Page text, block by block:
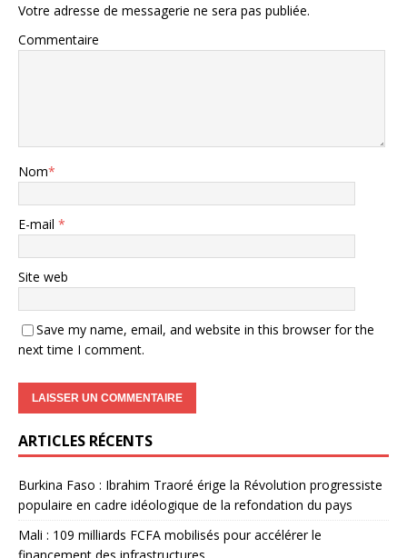
Votre adresse de messagerie ne sera pas publiée.
Commentaire
Nom*
E-mail *
Site web
Save my name, email, and website in this browser for the
next time I comment.
ARTICLES RÉCENTS
Burkina Faso : Ibrahim Traoré érige la Révolution progressiste
populaire en cadre idéologique de la refondation du pays
Mali : 109 milliards FCFA mobilisés pour accélérer le